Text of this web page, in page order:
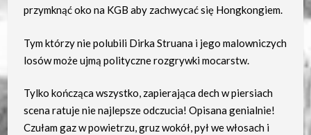
przymknąć oko na KGB aby zachwycać się Hongkongiem.
Tym którzy nie polubili Dirka Struana i jego malowniczych
losów może ujmą polityczne rozgrywki mocarstw.
Tylko kończąca wszystko, zapierająca dech w piersiach
scena ratuje nie najlepsze odczucia! Opisana genialnie!
Czułam gaz w powietrzu, gruz wokół, pył we włosach i